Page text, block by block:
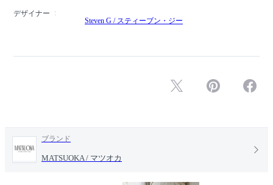
デザイナー
Steven G / スティーブン・ジー
ブランド
MATSUOKA / マツオカ